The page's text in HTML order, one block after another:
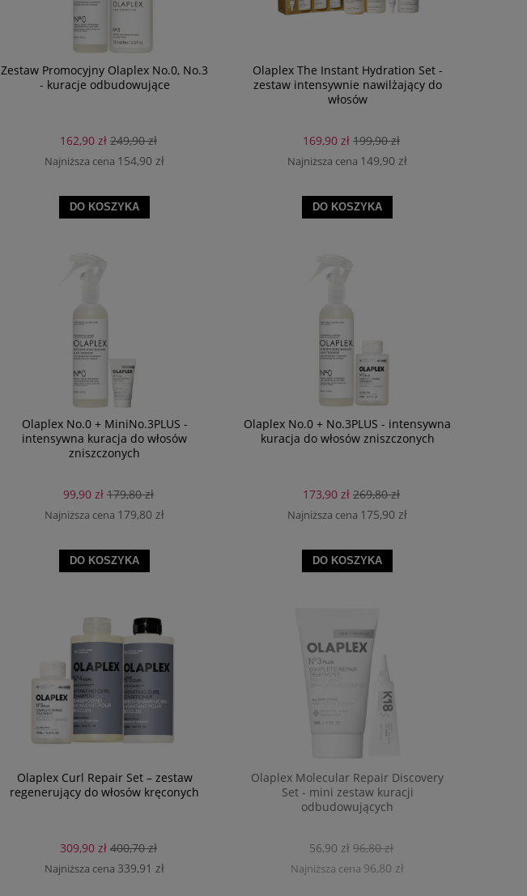
Zestaw Promocyjny Olaplex No.0, No.3
- kuracje odbudowujące
162,90 zł 249,90 zł
Najniższa cena 154,90 zł
DO KOSZYKA
Olaplex The Instant Hydration Set -
zestaw intensywnie nawilżający do
włosów
169,90 zł 199,90 zł
Najniższa cena 149,90 zł
DO KOSZYKA
Olaplex No.0 + MiniNo.3PLUS -
intensywna kuracja do włosów
zniszczonych
99,90 zł 179,80 zł
Najniższa cena 179,80 zł
DO KOSZYKA
Olaplex No.0 + No.3PLUS - intensywna
kuracja do włosów zniszczonych
173,90 zł 269,80 zł
Najniższa cena 175,90 zł
DO KOSZYKA
Olaplex Curl Repair Set – zestaw
regenerujący do włosów kręconych
309,90 zł 400,70 zł
Najniższa cena 339,91 zł
Olaplex Molecular Repair Discovery
Set - mini zestaw kuracji
odbudowujących
56,90 zł 96,80 zł
Najniższa cena 96,80 zł